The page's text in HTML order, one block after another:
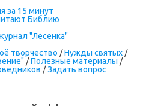
за 15 минут
Библию
"Лесенка"
творчество /Нужды святых /
/Полезные материалы /
/Задать вопрос